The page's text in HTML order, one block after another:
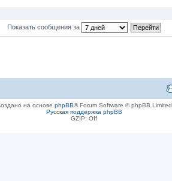
Показать сообщения за
на основе phpBB® Forum Software © phpBB Limited
Русская поддержка phpBB
GZIP: Off